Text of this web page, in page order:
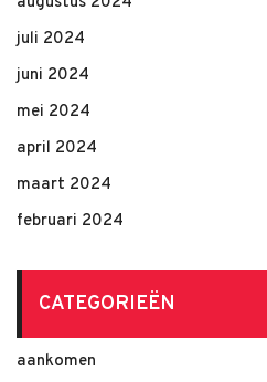
juli 2024
juni 2024
mei 2024
april 2024
maart 2024
februari 2024
CATEGORIEËN
aankomen